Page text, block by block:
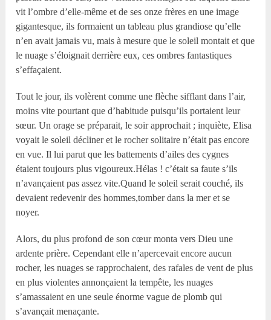
vit l’ombre d’elle-même et de ses onze frères en une image
gigantesque, ils formaient un tableau plus grandiose qu’elle
n’en avait jamais vu, mais à mesure que le soleil montait et que
le nuage s’éloignait derrière eux, ces ombres fantastiques
s’effaçaient.
Tout le jour, ils volèrent comme une flèche sifflant dans l’air,
moins vite pourtant que d’habitude puisqu’ils portaient leur
sœur. Un orage se préparait, le soir approchait ; inquiète, Elisa
voyait le soleil décliner et le rocher solitaire n’était pas encore
en vue. Il lui parut que les battements d’ailes des cygnes
étaient toujours plus vigoureux.Hélas ! c’était sa faute s’ils
n’avançaient pas assez vite.Quand le soleil serait couché, ils
devaient redevenir des hommes,tomber dans la mer et se
noyer.
Alors, du plus profond de son cœur monta vers Dieu une
ardente prière. Cependant elle n’apercevait encore aucun
rocher, les nuages se rapprochaient, des rafales de vent de plus
en plus violentes annonçaient la tempête, les nuages
s’amassaient en une seule énorme vague de plomb qui
s’avançait menaçante.